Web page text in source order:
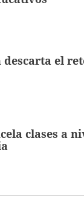
descarta el
clases a